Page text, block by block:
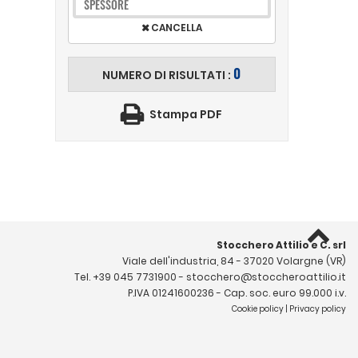
SPESSORE
CANCELLA
NUMERO DI RISULTATI : 0
Stampa PDF
Stocchero Attilio e C. srl
Viale dell'industria, 84 - 37020 Volargne (VR)
Tel. +39 045 7731900- stocchero@stoccheroattilio.it
P.IVA 01241600236 - Cap. soc. euro 99.000 i.v.
Cookie policy | Privacy policy